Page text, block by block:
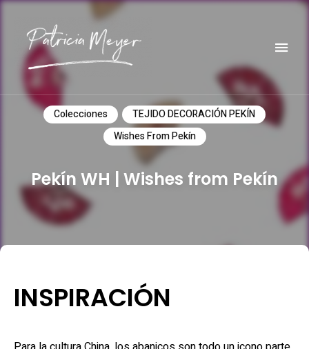
PATRICIA MEYER
Colecciones
TEJIDO DECORACIÓN PEKÍN
Wishes From Pekín
Pekín WH | Wishes from Pekín
INSPIRACIÓN